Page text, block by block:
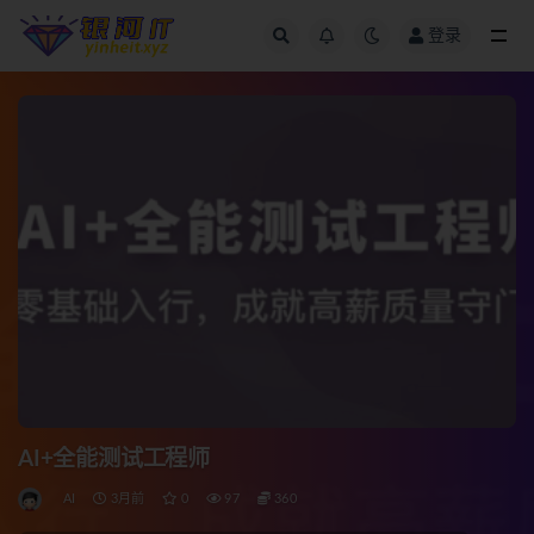
登录
AI+全能测试工程师
AI 3月前 0 97 360